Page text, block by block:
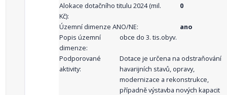
Alokace dotačního titulu 2024 (mil.
Kč):
0
Územní dimenze ANO/NE:
ano
Popis územní
dimenze:
obce do 3. tis.obyv.
Podporované
aktivity:
Dotace je určena na odstraňování
havarijních stavů, opravy,
modernizace a rekonstrukce,
případně výstavba nových kapacit